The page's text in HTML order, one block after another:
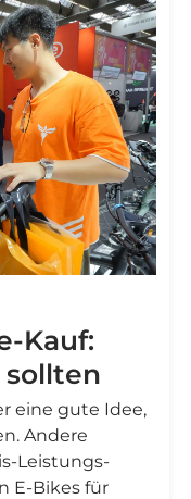
Kauf:
sollten
eine gute Idee,
Andere
Leistungs-
E-Bikes für